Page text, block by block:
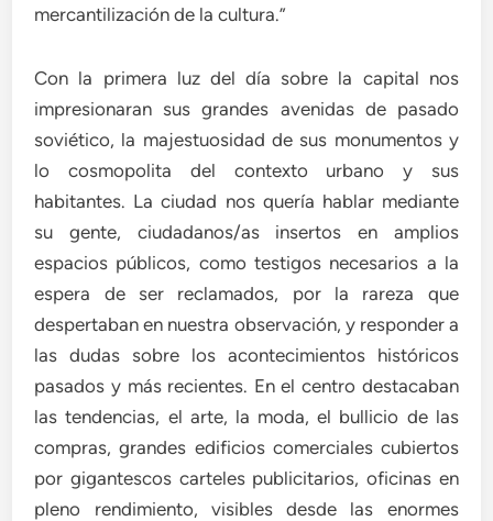
mercantilización de la cultura.”
Con la primera luz del día sobre la capital nos
impresionaran sus grandes avenidas de pasado
soviético, la majestuosidad de sus monumentos y
lo cosmopolita del contexto urbano y sus
habitantes. La ciudad nos quería hablar mediante
su gente, ciudadanos/as insertos en amplios
espacios públicos, como testigos necesarios a la
espera de ser reclamados, por la rareza que
despertaban en nuestra observación, y responder a
las dudas sobre los acontecimientos históricos
pasados y más recientes. En el centro destacaban
las tendencias, el arte, la moda, el bullicio de las
compras, grandes edificios comerciales cubiertos
por gigantescos carteles publicitarios, oficinas en
pleno rendimiento, visibles desde las enormes